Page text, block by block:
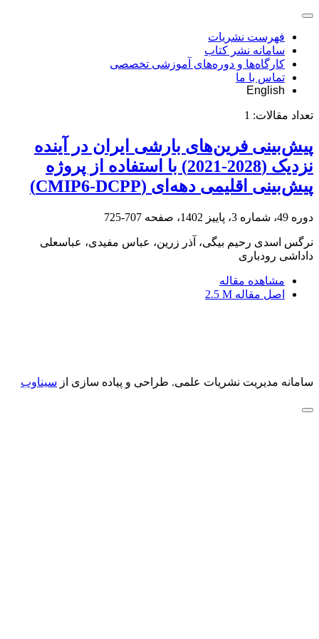
فهرست نشریات
سامانه نشر کتاب
کارگاه‌ها و دوره‌های آموزشی تخصصی
تماس با ما
English
تعداد مقالات: 1
پیش‌بینی فرین‌های بارشی ایران در آینده
نزدیک (2028-2021) با استفاده از پروژه
پیش‌بینی اقلیمی دهه‌ای (CMIP6-DCPP)
دوره 49، شماره 3، پاییز 1402، صفحه 707-725
نرگس اسدی رحیم‌ بیگی، آذر زرین، عباس مفیدی، عباسعلی
داداشی رودباری
مشاهده مقاله
اصل مقاله 2.5 M
سامانه مدیریت نشریات علمی. طراحی و پیاده سازی از سیناوب